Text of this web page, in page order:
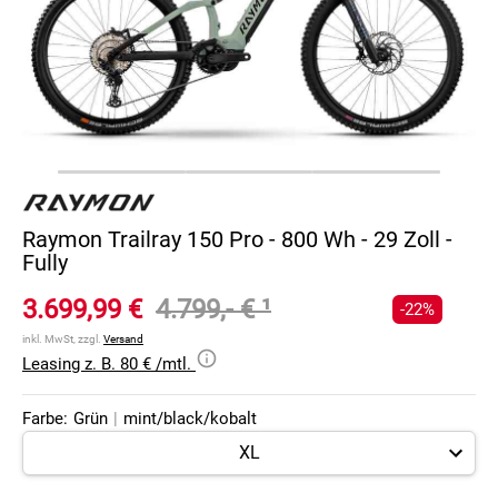
Raymon Trailray 150 Pro - 800 Wh - 29 Zoll -
Fully
3.699,99 € 4.799,- €¹
inkl. MwSt, zzgl. Versand
-22%
Leasing z. B. 80 € /mtl.
Farbe: Grün | mint/black/kobalt